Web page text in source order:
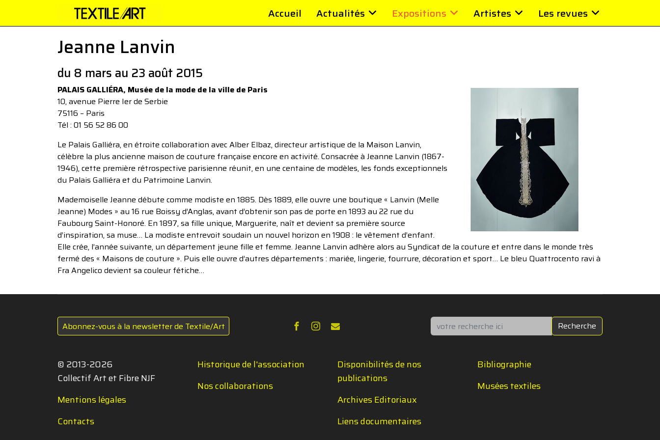
Accueil Actualités Expositions Artistes Les revues
Jeanne Lanvin
du 8 mars au 23 août 2015
PALAIS GALLIÉRA, Musée de la mode de la ville de Paris
10, avenue Pierre Ier de Serbie
75116 – Paris
Tél : 01 56 52 86 00
Le Palais Galliéra, en étroite collaboration avec Alber Elbaz, directeur artistique de la Maison Lanvin,
célèbre la plus ancienne maison de couture française encore en activité. Consacrée à Jeanne Lanvin (1867-
1946), cette première rétrospective parisienne réunit, en une centaine de modèles, les fonds exceptionnels
du Palais Galliéra et du Patrimoine Lanvin.
Mademoiselle Jeanne débute comme modiste en 1885. Dès 1889, elle ouvre une boutique « Lanvin (Melle
Jeanne) Modes » au 16 rue Boissy d’Anglas, avant d’obtenir son pas de porte en 1893 au 22 rue du
Faubourg Saint-Honoré. En 1897, sa fille unique, Marguerite, naît et devient sa première source
d’inspiration, sa muse… La modiste entrevoit soudain un nouvel horizon en 1908 : le vêtement d’enfant.
Elle crée, l’année suivante, un département jeune fille et femme. Jeanne Lanvin adhère alors au Syndicat de la couture et entre dans le monde très
fermé des « Maisons de couture ». Puis elle ouvre d’autres départements : mariée, lingerie, fourrure, décoration et sport… Le bleu Quattrocento ravi à
Fra Angelico devient sa couleur fétiche…
Abonnez-vous à la newsletter de Textile/Art Rechercher Recherche
© 2013-2026
Collectif Art et Fibre NJF
Mentions légales
Contacts
Historique de l'association
Nos collaborations
Disponibilités de nos
publications
Archives Editoriaux
Liens documentaires
Bibliographie
Musées textiles